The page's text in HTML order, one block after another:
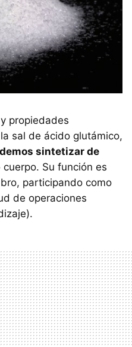
propiedades
sal de ácido glutámico,
sintetizar de
cuerpo. Su función es
participando como
de operaciones